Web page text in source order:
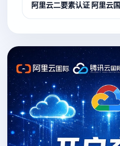
阿里云二要素认证 阿里云